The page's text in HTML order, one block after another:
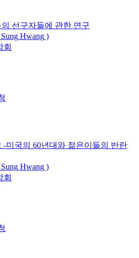
선구자들에 관한 연구
Sung Hwang )
회
-미국의 60년대와 젊은이들의 반란
Sung Hwang )
회